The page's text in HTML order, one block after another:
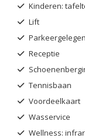
Kinderen:
Lift
Receptie
Tennisbaan
Voordeelkaart
Wasservice
Wellness: